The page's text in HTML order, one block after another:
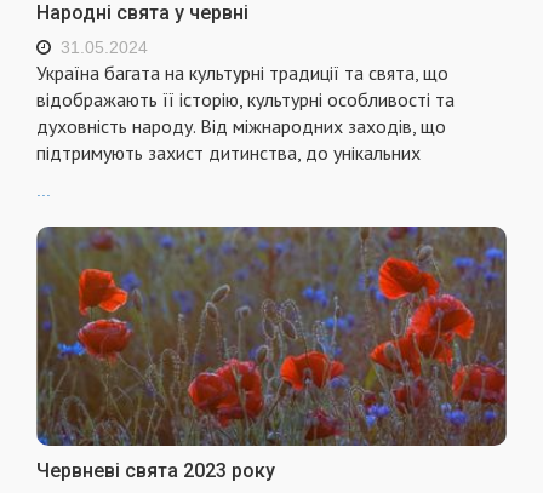
Народні свята у червні
31.05.2024
Україна багата на культурні традиції та свята, що
відображають її історію, культурні особливості та
духовність народу. Від міжнародних заходів, що
підтримують захист дитинства, до унікальних
...
Червневі свята 2023 року